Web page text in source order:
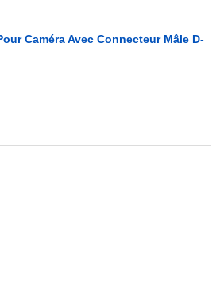
Caméra Avec Connecteur Mâle D-